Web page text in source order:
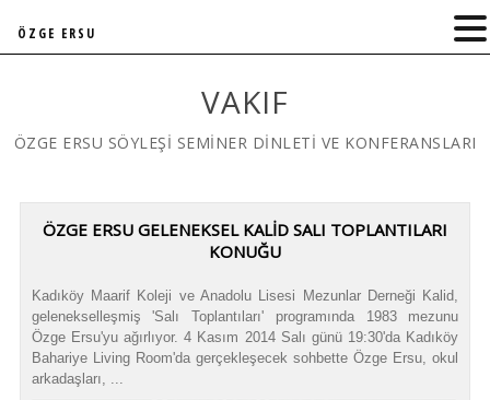
VAKIF
ÖZGE ERSU SÖYLEŞİ SEMİNER DİNLETİ VE KONFERANSLARI
ÖZGE ERSU GELENEKSEL KALİD SALI TOPLANTILARI
KONUĞU
Kadıköy Maarif Koleji ve Anadolu Lisesi Mezunlar Derneği Kalid,
gelenekselleşmiş 'Salı Toplantıları' programında 1983 mezunu
Özge Ersu'yu ağırlıyor. 4 Kasım 2014 Salı günü 19:30'da Kadıköy
Bahariye Living Room'da gerçekleşecek sohbette Özge Ersu, okul
arkadaşları, ...
ÖZGE ERSU